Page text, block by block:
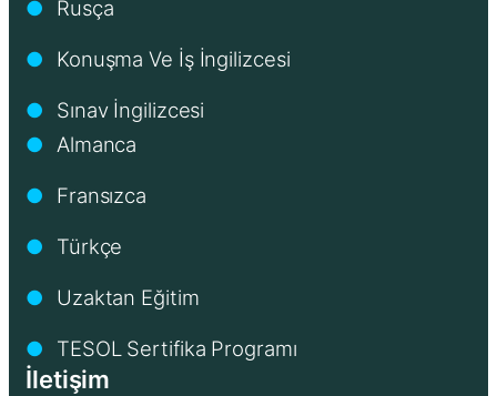
● Rusça
● Konuşma Ve İş İngilizcesi
● Sınav İngilizcesi
● Almanca
● Fransızca
● Türkçe
● Uzaktan Eğitim
● TESOL Sertifika Programı
İletişim